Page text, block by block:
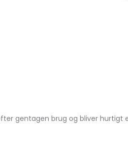
gentagen brug og bliver hurtigt